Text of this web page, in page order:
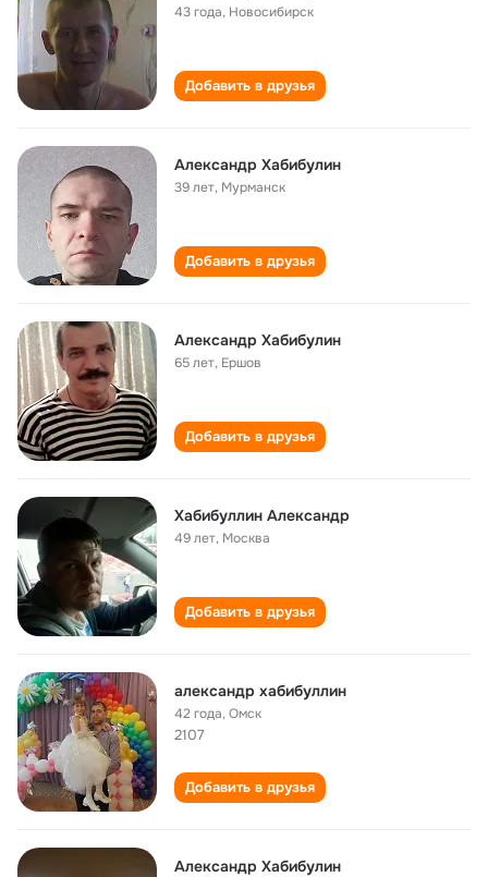
43 года, Новосибирск
Добавить в друзья
Александр Хабибулин
39 лет, Мурманск
Добавить в друзья
Александр Хабибулин
65 лет, Ершов
Добавить в друзья
Хабибуллин Александр
49 лет, Москва
Добавить в друзья
александр хабибуллин
42 года,Омск
2107
Добавить в друзья
Александр Хабибулин